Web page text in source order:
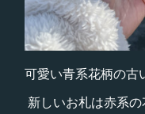
可愛い青系花柄の古
新しいお札は赤系